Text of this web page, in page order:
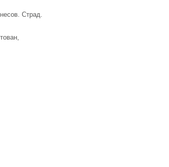
Страд.